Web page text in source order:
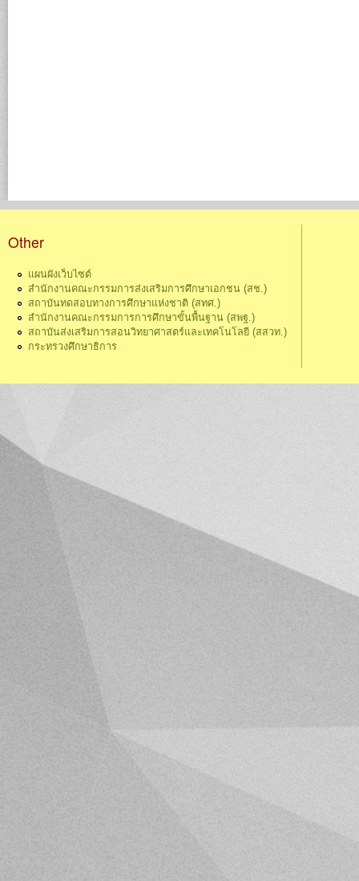
Other
แผนผังเว็บไซต์
สำนักงานคณะกรรมการส่งเสริมการศึกษาเอกชน (สช.)
สถาบันทดสอบทางการศึกษาแห่งชาติ (สทศ.)
สำนักงานคณะกรรมการการศึกษาขั้นพื้นฐาน (สพฐ.)
สถาบันส่งเสริมการสอนวิทยาศาสตร์และเทคโนโลยี (สสวท.)
กระทรวงศึกษาธิการ